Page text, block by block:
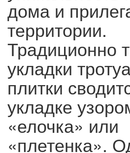
дома и
территории.
Традиционно
укладки
плитки
укладке
«елочка» или
«плетенка».